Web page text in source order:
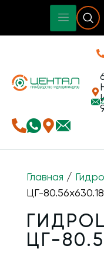
Главная /
ЦГ-80.56х630.18
ЦГ-